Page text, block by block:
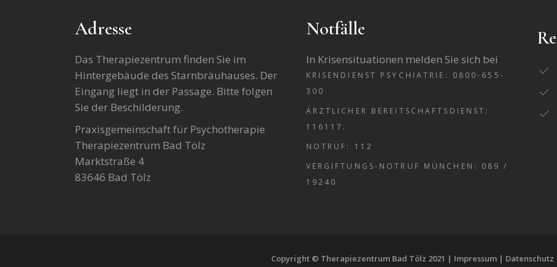
Adresse
Das Therapiezentrum finden Sie im
Hintergebäude des Starnbräuhauses. Der
Eingang liegt in der Passage. Bitte folgen
Sie der Beschilderung.
Praxisgemeinschaft für Psychotherapie
Therapiezentrum Bad Tölz
Marktstraße 4
83646 Bad Tölz
Notfälle
In Krisensituationen melden Sie sich bei
KRISENDIENST PSYCHIATRIE: 0800-655-
300
ÄRZTLICHER BEREITSCHAFTSDIENST:
116117.
NOTRUF: 112
VERGIFTUNGS-NOTRUF MÜNCHEN: 089 /
19240
Copyright © Therapiezentrum Bad Tölz 2021 | Impressum| Datenschutz